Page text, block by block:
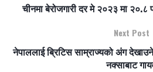
चीनमा बेरोजगारी दर मे २०२३ मा २०.८
Next Post
नेपाललाई ब्रिटिस साम्राज्यको अंग
नक्साबाट